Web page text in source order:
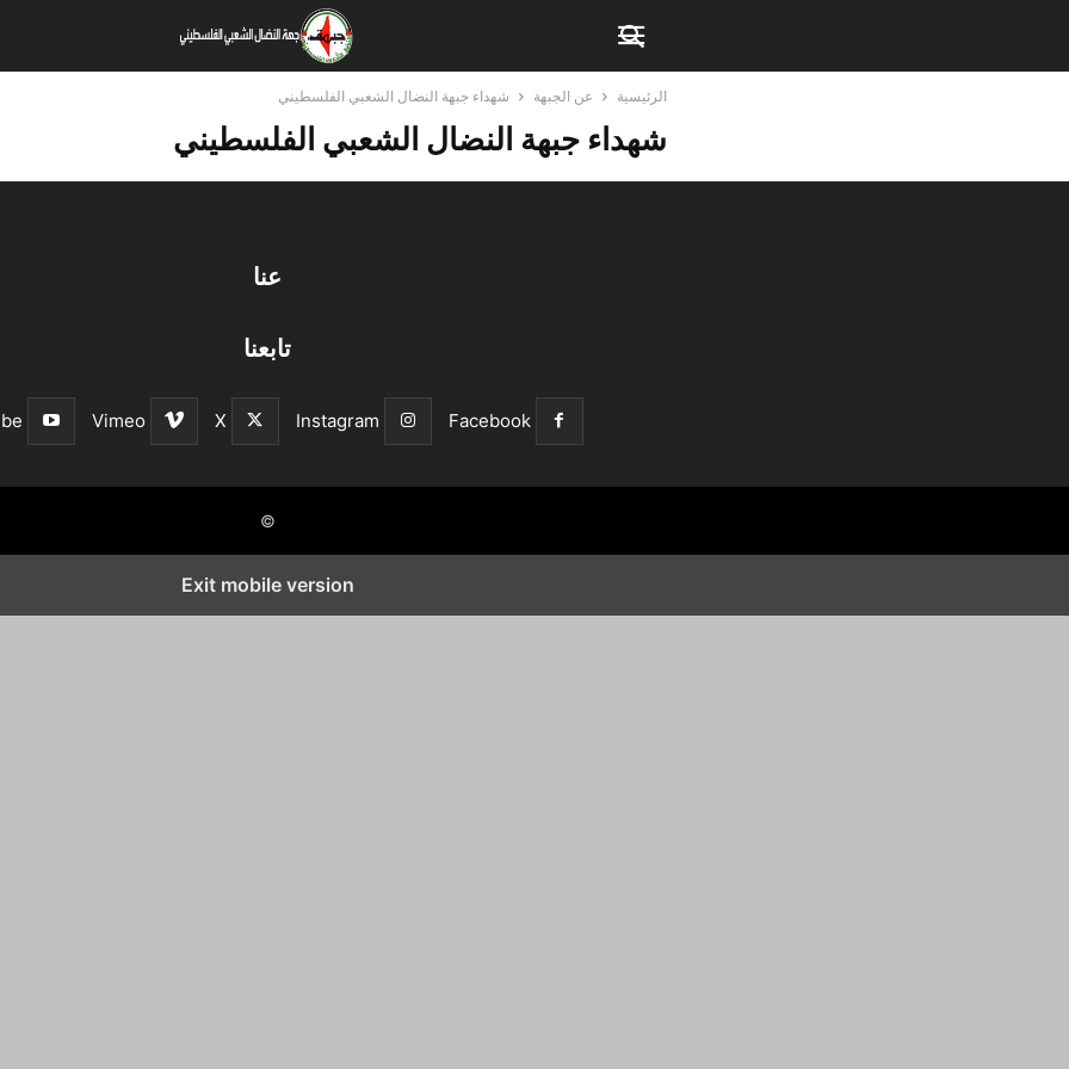
الرئيسية عن الجبهة شهداء جبهة النضال الشعبي الفلسطيني
شهداء جبهة النضال الشعبي الفلسطيني
عنا
تابعنا
Facebook
Instagram
X
Vimeo
©
Exit mobile version